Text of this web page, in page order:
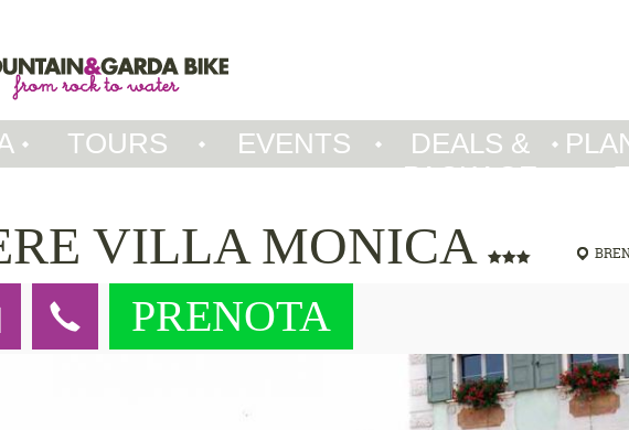
TOURS EVENTS
DEALS &
PACKAGE
VILLA MONICA
PRENOTA